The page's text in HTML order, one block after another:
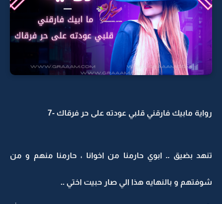
رواية مابيك فارقني قلبي عودته على حر فرقاك -7
تنهد بضيق .. ابوي حارمنا من اخوانا ، حارمنا منهم و من
شوفتهم و بالنهايه هذا الي صار حبيت اختي ..